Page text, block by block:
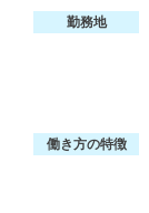
勤務地
働き方の特徴